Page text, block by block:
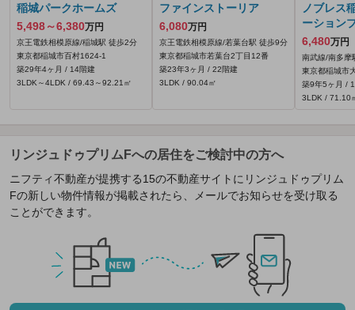
稲城パークホームズ
5,498～6,380万円
京王電鉄相模原線/稲城駅 徒歩2分
東京都稲城市百村1624‐1
築29年4ヶ月 / 14階建
3LDK～4LDK / 69.43～92.21㎡
ファインストーリア
6,080万円
京王電鉄相模原線/若葉台駅 徒歩9分
東京都稲城市若葉台2丁目12番
築23年3ヶ月 / 22階建
3LDK / 90.04㎡
ノブレス
ーション
6,480万円
南武線/南多摩
東京都稲城市
築9年5ヶ月 /
3LDK / 71.10
リンジュドゥプリムFへの居住をご検討中の方へ
ニフティ不動産が提携する15の不動産サイトにリンジュドゥプリム
Fの新しい物件情報が掲載されたら、メールでお知らせを受け取る
ことができます。